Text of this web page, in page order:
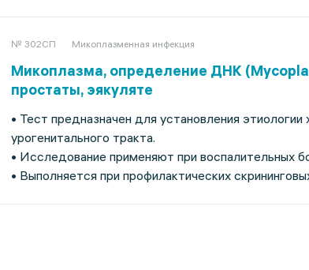
№ 302СП Микоплазменная инфекция
Микоплазма, определение ДНК
простаты, эякуляте
• Тест предназначен для установления
урогенитального тракта.
• Исследование применяют при воспалительных
• Выполняется при профилактических